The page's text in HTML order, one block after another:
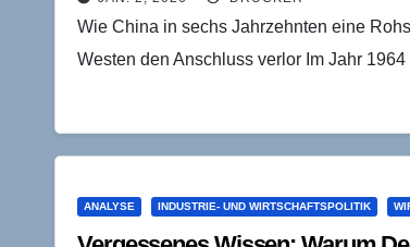
Wie China in sechs Jahrzehnten eine
Westen den Anschluss verlor Im Jahr
ANALYSE INDUSTRIE- UND WIRTSCHAFTSPOLITIK